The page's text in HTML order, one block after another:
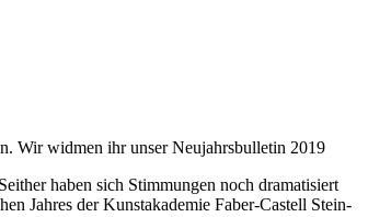
Wir widmen ihr unser Neujahrsbulletin 2019
haben sich Stimmungen noch dramatisiert
Jahres der Kunstakademie Faber-Castell Stein-